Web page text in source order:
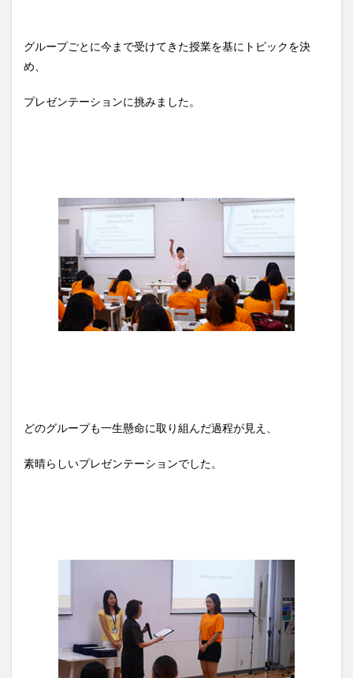
グループごとに今まで受けてきた授業を基にトピックを決
め、
プレゼンテーションに挑みました。
どのグループも一生懸命に取り組んだ過程が見え、
素晴らしいプレゼンテーションでした。